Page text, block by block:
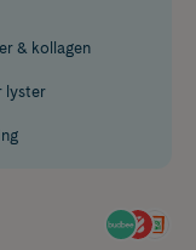
& kollagen
lyster